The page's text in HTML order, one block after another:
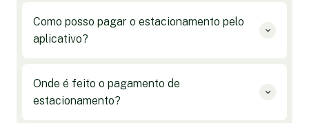
Como posso pagar o estacionamento pelo
aplicativo?
Onde é feito o pagamento de
estacionamento?